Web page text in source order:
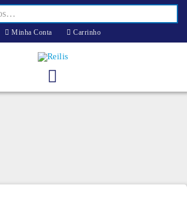
Minha Conta Carrinho